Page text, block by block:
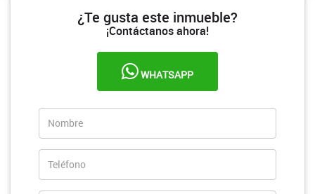
¿Te gusta este inmueble?
¡Contáctanos ahora!
WHATSAPP